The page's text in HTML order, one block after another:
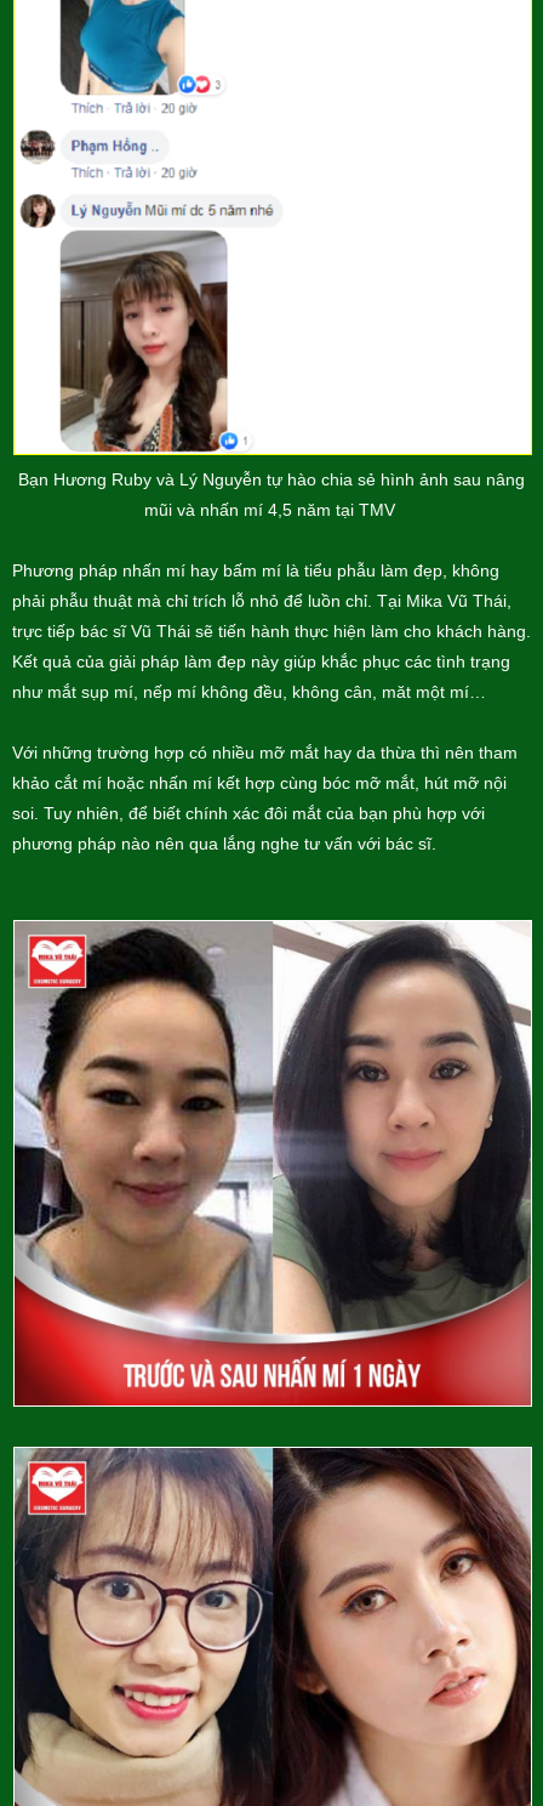
Bạn Hương Ruby và Lý Nguyễn tự hào chia sẻ hình ảnh sau nâng
mũi và nhấn mí 4,5 năm tại TMV
Phương pháp nhấn mí hay bấm mí là tiểu phẫu làm đẹp, không
phải phẫu thuật mà chỉ trích lỗ nhỏ để luồn chỉ. Tại Mika Vũ Thái,
trực tiếp bác sĩ Vũ Thái sẽ tiến hành thực hiện làm cho khách hàng.
Kết quả của giải pháp làm đẹp này giúp khắc phục các tình trạng
như mắt sụp mí, nếp mí không đều, không cân, măt một mí…
Với những trường hợp có nhiều mỡ mắt hay da thừa thì nên tham
khảo cắt mí hoặc nhấn mí kết hợp cùng bóc mỡ mắt, hút mỡ nội
soi. Tuy nhiên, để biết chính xác đôi mắt của bạn phù hợp với
phương pháp nào nên qua lắng nghe tư vấn với bác sĩ.